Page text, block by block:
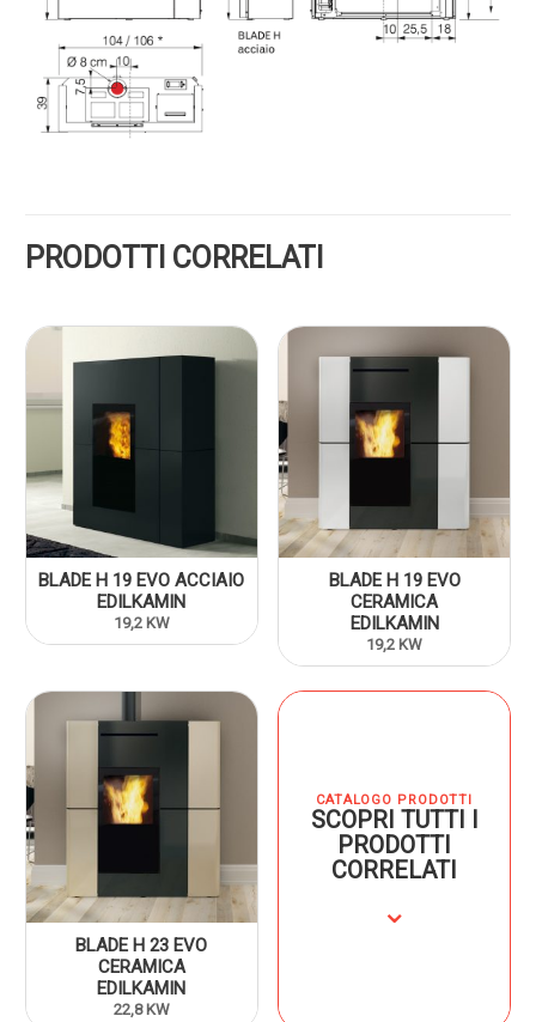
PRODOTTI CORRELATI
BLADE H 19 EVO ACCIAIO
EDILKAMIN
19,2 KW
BLADE H 19 EVO
CERAMICA
EDILKAMIN
19,2 KW
BLADE H 23 EVO
CERAMICA
EDILKAMIN
22,8 KW
CATALOGO PRODOTTI
SCOPRI TUTTI I
PRODOTTI
CORRELATI
⌄